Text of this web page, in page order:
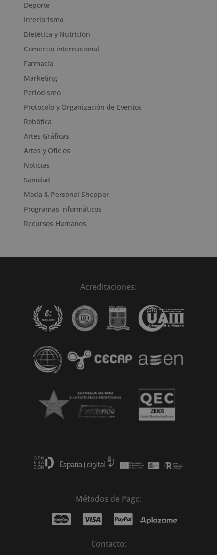
Deporte
Interiorismo
Dietética y Nutrición
Comercio internacional
Farmacia
Marketing
Periodismo
Protocolo y Organización de Eventos
Robótica
Artes Gráficas
Artes y Oficios
Noticias
Sanidad
Moda & Personal Shopper
Programas informáticos
Recursos Humanos
Acreditaciones:
Métodos de Pago:
Contacto: